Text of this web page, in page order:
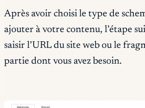
Après avoir choisi le type de
ajouter à votre contenu, l’étape
saisir l’URL du site web ou le
partie dont vous avez besoin.